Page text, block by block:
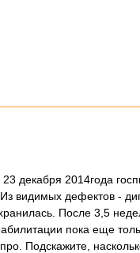
декабря 2014года
видимых дефектов -
После 3,5
пока еще
Подскажите,